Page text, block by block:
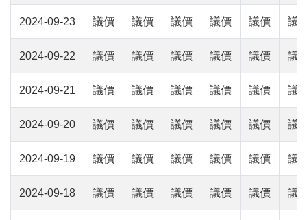
2024-09-23 議價 議價 議價 議價 議價 議
2024-09-22 議價 議價 議價 議價 議價 議
2024-09-21 議價 議價 議價 議價 議價 議
2024-09-20 議價 議價 議價 議價 議價 議
2024-09-19 議價 議價 議價 議價 議價 議
2024-09-18 議價 議價 議價 議價 議價 議